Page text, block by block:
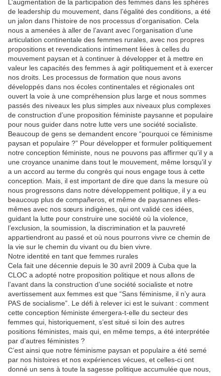
L’augmentation de la participation des femmes dans les sphères
de leadership du mouvement, dans l’égalité des conditions, a été
un jalon dans l’histoire de nos processus d’organisation. Cela
nous a amenées à aller de l’avant avec l’organisation d’une
articulation continentale des femmes rurales, avec nos propres
propositions et revendications intimement liées à celles du
mouvement paysan et à continuer à développer et à mettre en
valeur les capacités des femmes à agir politiquement et à exercer
nos droits. Les processus de formation que nous avons
développés dans nos écoles continentales et régionales ont
ouvert la voie à une compréhension plus large et nous sommes
passés des niveaux les plus simples aux niveaux plus complexes
de construction d’une proposition féministe paysanne et populaire
pour nous guider dans notre lutte vers une société socialiste.
Beaucoup de gens se demandent encore “pourquoi ce féminisme
paysan et populaire ?” Pour développer et formuler politiquement
notre conception féministe, nous ne pouvons pas affirmer qu’il y a
une croyance unanime dans tout le mouvement, même lorsqu’il y
a un accord au terme du congrès qui nous engage tous à cette
conception. Mais, il est important de dire que dans la mesure où
nous progressons dans notre développement politique, il y a eu
beaucoup plus de compañeros, et même de paysannes elles-
mêmes avec nos sœurs indigènes, qui ont validé ces idées,
guidant la lutte pour construire une société où la violence,
l’exclusion, la soumission, la discrimination et la pauvreté
appartiendront au passé et où nous pourrons vivre ce chemin de
la vie sur le chemin du vivant ou du bien vivre.
Notre identité en tant que femmes rurales
Cela fait une décennie depuis le 30 avril 2009 à Cuba que la
CLOC a adopté notre proposition politique et nous allons de
l’avant dans la construction d’une société socialiste et notre
avertissement aux femmes est que “Sans féminisme, il n’y aura
PAS de socialisme”. Le défi à relever ici est le suivant : comment
cette conception féministe émergera-t-elle du secteur des
femmes qui, historiquement, s’est situé si loin des autres
positions féministes, mais qui, en même temps, a été interprétée
par d’autres féministes ?
C’est ainsi que notre féminisme paysan et populaire a été semé
par nos histoires et nos expériences vécues, et celles-ci ont
donné un sens à toute la sagesse politique accumulée que nous,